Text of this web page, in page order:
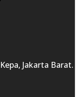
Jakarta Barat.